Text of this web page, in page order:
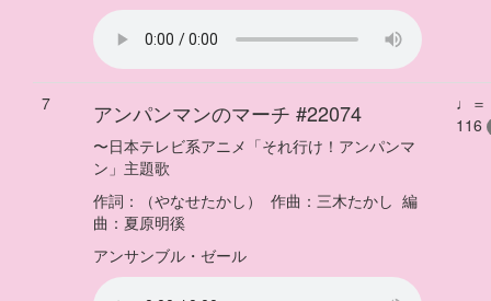
7 アンパンマンのマーチ #22074
〜日本テレビ系アニメ「それ行け！アンパンマ
ン」主題歌
作詞：
（やなせたかし） 作曲： 三木たかし 編
曲： 夏原明徯
アンサンブル・ゼール
♩＝
116